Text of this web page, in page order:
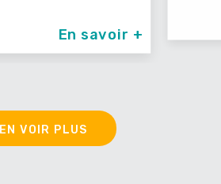
En savoir +
EN VOIR PLUS